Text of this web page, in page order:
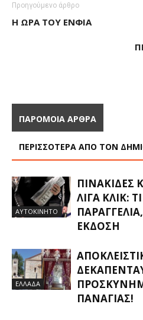
Προηγούμενο άρθρο
Η ΏΡΑ ΤΟΥ ΈΝΦΙΑ
ΠΑΡΟΜΟΙΑ ΑΡΘΡΑ
ΠΕΡΙΣΣΟΤΕΡΑ ΑΠΟ ΤΟΝ
ΑΥΤΟΚΙΝΗΤΟ
ΠΙΝΑΚΊΔΕΣ
ΛΊΓΑ ΚΛΙΚ:
ΈΚΔΟΣΗ
ΕΛΛΑΔΑ
ΠΑΝΑΓΊΑΣ!